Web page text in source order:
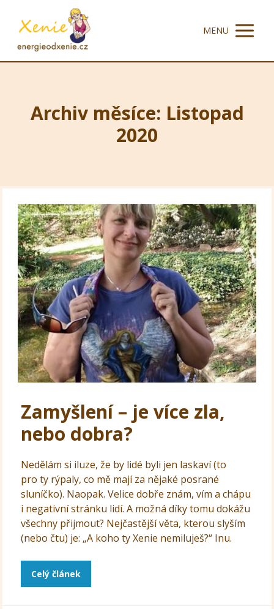
MENU
Archiv měsíce: Listopad
2020
Zamyšlení – je více zla,
nebo dobra?
Nedělám si iluze, že by lidé byli jen laskaví (to
pro ty rýpaly, co mě mají za nějaké posrané
sluníčko). Naopak. Velice dobře znám, vím a chápu
i negativní stránku lidí. A možná díky tomu dokážu
všechny přijmout? Nejčastější věta, kterou slyším
(nebo čtu) je: „A koho ty Xenie nemiluješ?“ Inu.
Celý článek